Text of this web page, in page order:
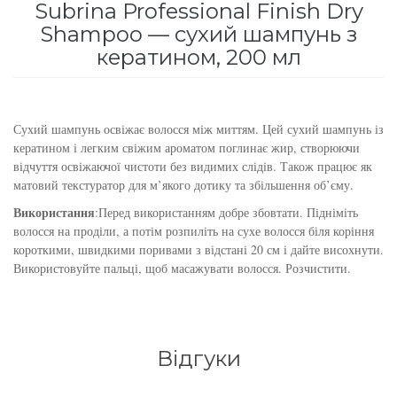
Subrina Professional Finish Dry
Shampoo — сухий шампунь з
кератином, 200 мл
Сухий шампунь освіжає волосся між миттям. Цей сухий шампунь із
кератином і легким свіжим ароматом поглинає жир, створюючи
відчуття освіжаючої чистоти без видимих ​​слідів. Також працює як
матовий текстуратор для м’якого дотику та збільшення об’єму.
Використання:Перед використанням добре збовтати. Підніміть
волосся на проділи, а потім розпиліть на сухе волосся біля коріння
короткими, швидкими поривами з відстані 20 см і дайте висохнути.
Використовуйте пальці, щоб масажувати волосся. Розчистити.
Відгуки
Кошти від лупи
Сироватка, флюїд для волосся
для інтенсивного зволоження
Subtil Color Lab Instant Detox - Серія детокс
Subtil Color Lab Maitrise Parfaite – Серія для
кучерявого волосся
Subtil Color Lab Regeneration Absolue –
Серія для відновлення волосся
Subtil Color Lab Volume Intense – Серія для
об'єму тонкого волосся
Revlon Professional
Schwarzkopf Professional
Sezavi
Subrina Professional
Subtil